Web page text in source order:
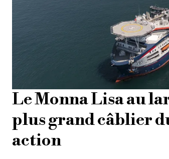
Le Monna Lisa au
plus grand câblier
action